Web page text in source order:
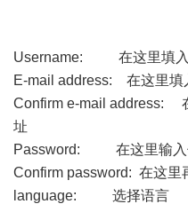
Username: 在这里填入
E-mail address: 在这里填
Confirm e-mail address:
址
Password: 在这里输入
Confirm password: 在这里
language: 选择语言